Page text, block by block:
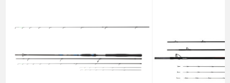
Transp. dužina 127 cm
Dužina 3.60 m
Poruka